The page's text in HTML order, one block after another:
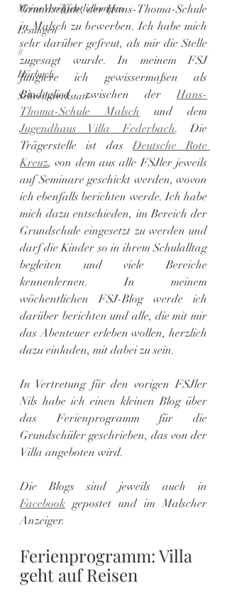
Meine Veröffentlichungen
Lesungen
#
Hörbuch
Schreibwerkstatt
Grundschule, der Hans-Thoma-Schule
in Malsch zu bewerben. Ich habe mich
sehr darüber gefreut, als mir die Stelle
zugesagt wurde. In meinem FSJ
fungiere ich gewissermaßen als
Bindeglied zwischen der Hans-
Thoma-Schule Malsch
Jugendhaus Villa Federbach. Die
Trägerstelle ist das Deutsche Rote
Kreuz, von dem aus alle FSJler jeweils
auf Seminare geschickt werden, wovon
ich ebenfalls berichten werde. Ich habe
mich dazu entschieden, im Bereich der
Grundschule eingesetzt zu werden und
darf die Kinder so in ihrem Schulalltag
begleiten und viele Bereiche
kennenlernen. In meinem
wöchentlichen FSJ-Blog werde ich
darüber berichten und alle, die mit mir
das Abenteuer erleben wollen, herzlich
dazu einladen, mit dabei zu sein.
In Vertretung für den vorigen FSJler
Nils habe ich einen kleinen Blog über
das Ferienprogramm für die
Grundschüler geschrieben, das von der
Villa angeboten wird.
Facebook gepostet und im Malscher
Anzeiger.
Ferienprogramm: Villa
geht auf Reisen